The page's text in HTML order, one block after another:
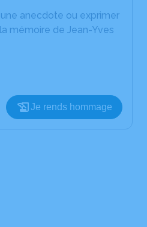
anecdote ou exprimer
mémoire de Jean-Yves
Je rends hommage